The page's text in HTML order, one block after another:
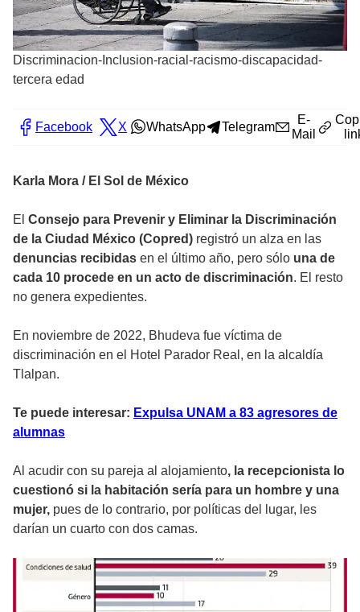
Discriminacion-Inclusion-racial-racismo-discapacidad-
tercera edad
Facebook X WhatsApp Telegram
E-
Mail
Karla Mora / El Sol de México
El Consejo para Prevenir y Eliminar la Discriminación
de la Ciudad México (Copred) registró un alza en las
denuncias recibidas en el último año, pero sólo una de
cada 10 procede en un acto de discriminación. El resto
no genera expedientes.
En noviembre de 2022, Bhudeva fue víctima de
discriminación en el Hotel Parador Real, en la alcaldía
Tlalpan.
Te puede interesar: Expulsa UNAM a 83 agresores de
alumnas
Al acudir con su pareja al alojamiento, la recepcionista lo
cuestionó si la habitación sería para un hombre y una
mujer, pues de lo contrario, por políticas del lugar, les
darían un cuarto con dos camas.